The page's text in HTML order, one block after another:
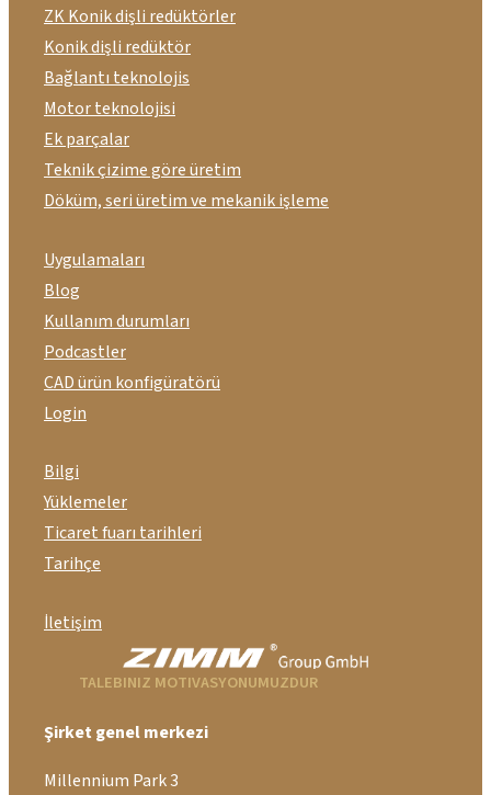
ZK Konik dişli redüktörler
Konik dişli redüktör
Bağlantı teknolojis
Motor teknolojisi
Ek parçalar
Teknik çizime göre üretim
Döküm, seri üretim ve mekanik işleme
Uygulamaları
Blog
Kullanım durumları
Podcastler
CAD ürün konfigüratörü
Login
Bilgi
Yüklemeler
Ticaret fuarı tarihleri
Tarihçe
İletişim
TALEBINIZ MOTIVASYONUMUZDUR
Şirket genel merkezi
Millennium Park 3